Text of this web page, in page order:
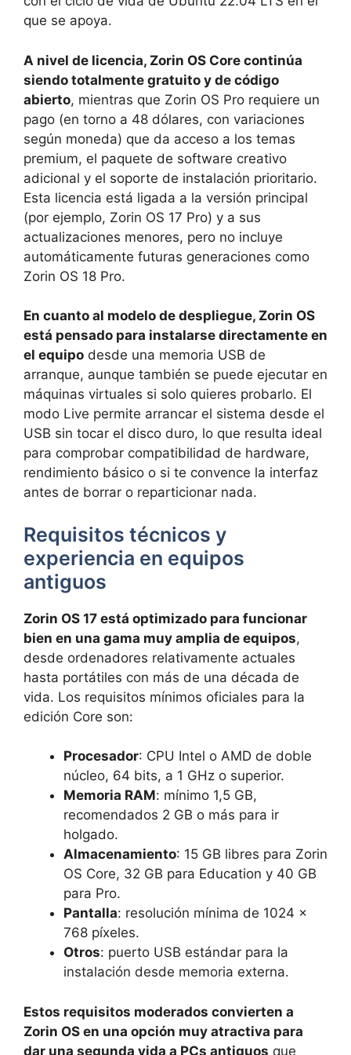
que se apoya.
A nivel de licencia, Zorin OS Core continúa
siendo totalmente gratuito y de código
abierto, mientras que Zorin OS Pro requiere un
pago (en torno a 48 dólares, con variaciones
según moneda) que da acceso a los temas
premium, el paquete de software creativo
adicional y el soporte de instalación prioritario.
Esta licencia está ligada a la versión principal
(por ejemplo, Zorin OS 17 Pro) y a sus
actualizaciones menores, pero no incluye
automáticamente futuras generaciones como
Zorin OS 18 Pro.
En cuanto al modelo de despliegue, Zorin OS
está pensado para instalarse directamente en
el equipo desde una memoria USB de
arranque, aunque también se puede ejecutar en
máquinas virtuales si solo quieres probarlo. El
modo Live permite arrancar el sistema desde el
USB sin tocar el disco duro, lo que resulta ideal
para comprobar compatibilidad de hardware,
rendimiento básico o si te convence la interfaz
antes de borrar o reparticionar nada.
Requisitos técnicos y
experiencia en equipos
antiguos
Zorin OS 17 está optimizado para funcionar
bien en una gama muy amplia de equipos,
desde ordenadores relativamente actuales
hasta portátiles con más de una década de
vida. Los requisitos mínimos oficiales para la
edición Core son:
Procesador: CPU Intel o AMD de doble
núcleo, 64 bits, a 1 GHz o superior.
Memoria RAM: mínimo 1,5 GB,
recomendados 2 GB o más para ir
holgado.
Almacenamiento: 15 GB libres para Zorin
OS Core, 32 GB para Education y 40 GB
para Pro.
Pantalla: resolución mínima de 1024 ×
768 píxeles.
Otros: puerto USB estándar para la
instalación desde memoria externa.
Estos requisitos moderados convierten a
Zorin OS en una opción muy atractiva para
dar una segunda vida a PCs antiguos que